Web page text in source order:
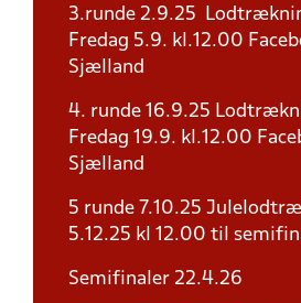
3.runde 2.9.25
Fredag 5.9. kl.12.00
Sjælland
4. runde 16.9.25
Fredag 19.9. kl.12.00
Sjælland
5 runde 7.10.25
5.12.25 kl 12.00 til
Semifinaler 22.4.26